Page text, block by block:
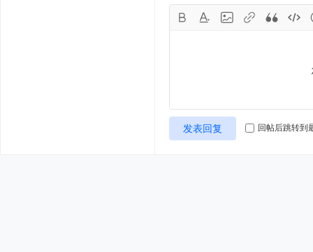
发表回复 回帖后跳转到